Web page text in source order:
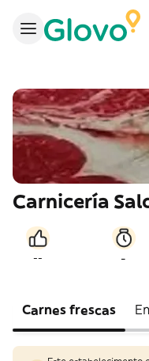
Carnicería
-- -
Carnes frescas